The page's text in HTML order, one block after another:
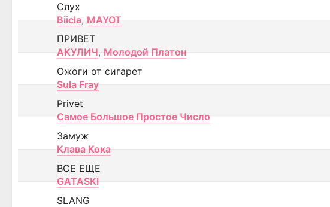
Слух
Biicla, MAYOT
ПРИВЕТ
АКУЛИЧ, Молодой Платон
Ожоги от сигарет
Sula Fray
Privet
Самое Большое Простое Число
Замуж
Клава Кока
ВСЕ ЕЩЕ
GATASKI
SLANG